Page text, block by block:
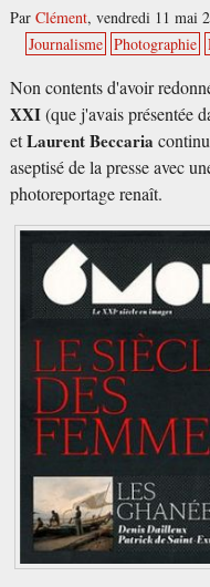
Par Clément, vendredi 11 mai
Journalisme Photographie
Non contents d'avoir
XXI(que j'avais présentée
etLaurent Beccaria
aseptisé de la presse avec
photoreportage renaît.